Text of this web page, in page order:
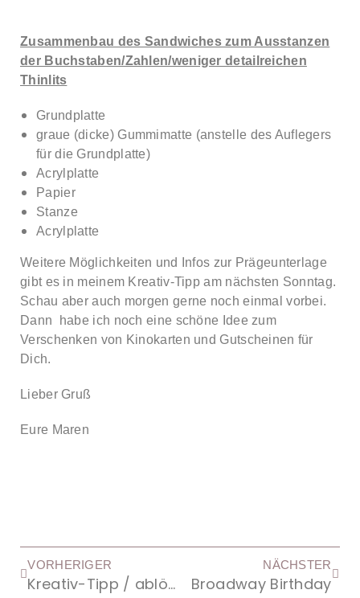
Zusammenbau des Sandwiches zum Ausstanzen
der Buchstaben/Zahlen/weniger detailreichen
Thinlits
Grundplatte
graue (dicke) Gummimatte (anstelle des Auflegers
für die Grundplatte)
Acrylplatte
Papier
Stanze
Acrylplatte
Weitere Möglichkeiten und Infos zur Prägeunterlage
gibt es in meinem Kreativ-Tipp am nächsten Sonntag.
Schau aber auch morgen gerne noch einmal vorbei.
Dann habe ich noch eine schöne Idee zum
Verschenken von Kinokarten und Gutscheinen für
Dich.
Lieber Gruß
Eure Maren
VORHERIGER
Kreativ-Tipp / ablösbare Stempel
NÄCHSTER
Broadway Birthday